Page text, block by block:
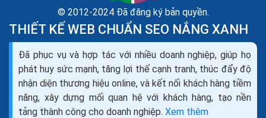
Google khảo sát hành vi người tiêu dùng Online tại
Việt Nam
Đây là cuộc khảo sát mới nhất được Google phối hợp
cùng một Công ty nghiên cứu thị trường thực hiện vào
tháng 9/2014, đối tượng được điều tra,...
© 2012-2024 Đã đăng ký bản quyền.
THIẾT KẾ WEB CHUẨN SEO NẮNG XANH
Đã phục vụ và hợp tác với nhiều doanh nghiệp, giúp họ
phát huy sức mạnh, tăng lợi thế cạnh tranh, thúc đẩy độ
nhận diện thương hiệu online, và kết nối khách hàng tiềm
năng, xây dựng mối quan hệ với khách hàng, tạo nền
tảng thành công cho doanh nghiệp. Xem thêm